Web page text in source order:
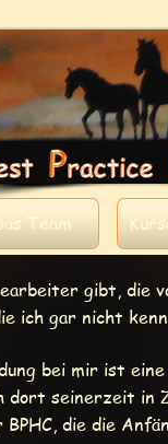
Team
gibt, die
ich gar nicht
bei mir ist
dort seinerzeit
die die